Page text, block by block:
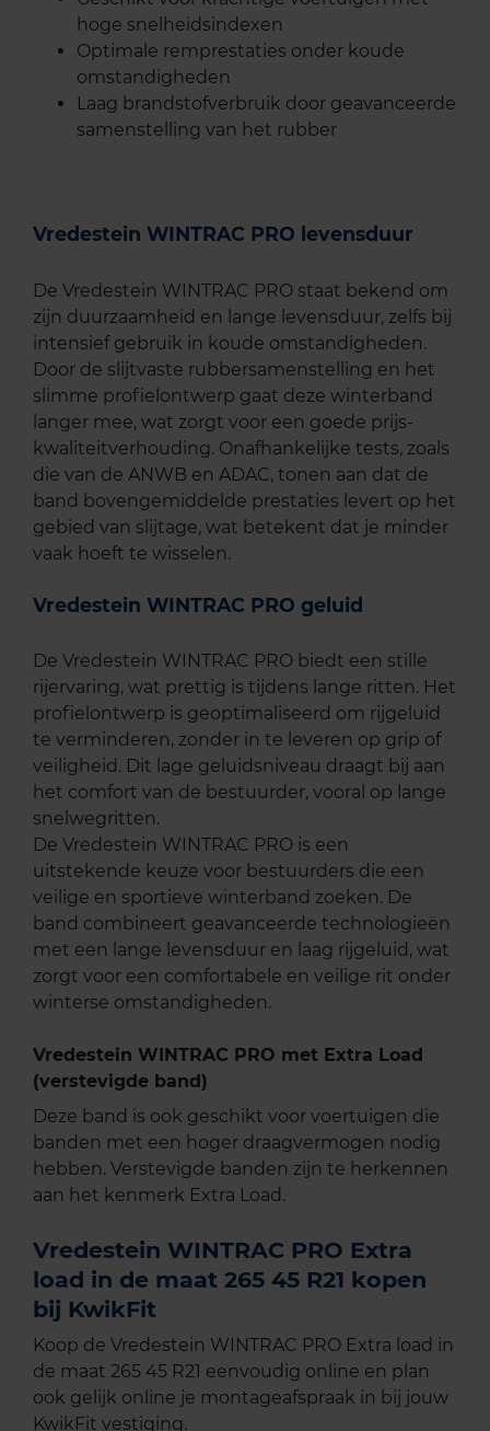
hoge snelheidsindexen
Optimale remprestaties onder koude
omstandigheden
Laag brandstofverbruik door geavanceerde
samenstelling van het rubber
Vredestein WINTRAC PRO levensduur
De Vredestein WINTRAC PRO staat bekend om
zijn duurzaamheid en lange levensduur, zelfs bij
intensief gebruik in koude omstandigheden.
Door de slijtvaste rubbersamenstelling en het
slimme profielontwerp gaat deze winterband
langer mee, wat zorgt voor een goede prijs-
kwaliteitverhouding. Onafhankelijke tests, zoals
die van de ANWB en ADAC, tonen aan dat de
band bovengemiddelde prestaties levert op het
gebied van slijtage, wat betekent dat je minder
vaak hoeft te wisselen.
Vredestein WINTRAC PRO geluid
De Vredestein WINTRAC PRO biedt een stille
rijervaring, wat prettig is tijdens lange ritten. Het
profielontwerp is geoptimaliseerd om rijgeluid
te verminderen, zonder in te leveren op grip of
veiligheid. Dit lage geluidsniveau draagt bij aan
het comfort van de bestuurder, vooral op lange
snelwegritten.
De Vredestein WINTRAC PRO is een
uitstekende keuze voor bestuurders die een
veilige en sportieve winterband zoeken. De
band combineert geavanceerde technologieën
met een lange levensduur en laag rijgeluid, wat
zorgt voor een comfortabele en veilige rit onder
winterse omstandigheden.
Vredestein WINTRAC PRO met Extra Load
(verstevigde band)
Deze band is ook geschikt voor voertuigen die
banden met een hoger draagvermogen nodig
hebben. Verstevigde banden zijn te herkennen
aan het kenmerk Extra Load.
Vredestein WINTRAC PRO Extra
load in de maat 265 45 R21 kopen
bij KwikFit
Koop de Vredestein WINTRAC PRO Extra load in
de maat 265 45 R21 eenvoudig online en plan
ook gelijk online je montageafspraak in bij jouw
KwikFit vestiging.